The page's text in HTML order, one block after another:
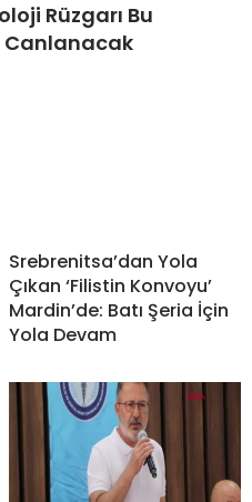
Rüzgarı Bu
Canlanacak
Srebrenitsa’dan Yola
Çıkan ‘Filistin Konvoyu’
Mardin’de: Batı Şeria İçin
Yola Devam